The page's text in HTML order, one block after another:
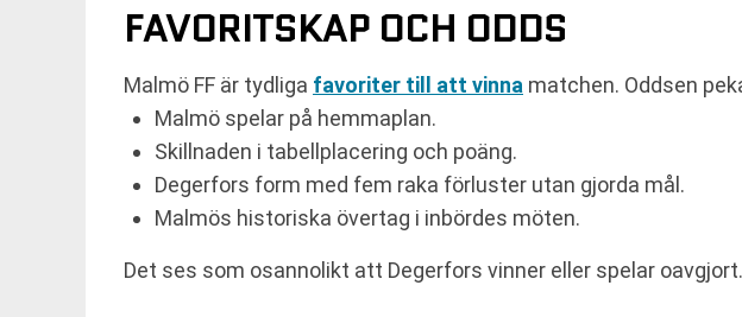
FAVORITSKAP OCH ODDS
Malmö FF är tydliga favoriter till att vinna matchen. Oddsen
Malmö spelar på hemmaplan.
Skillnaden i tabellplacering och poäng.
Degerfors form med fem raka förluster utan gjorda mål.
Malmös historiska övertag i inbördes möten.
Det ses som osannolikt att Degerfors vinner eller spelar oavgjort.